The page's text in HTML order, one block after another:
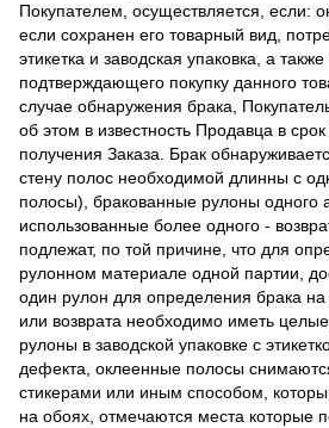
Покупателем, осуществляется, если:
если сохранен его товарный вид,
этикетка и заводская упаковка, а
подтверждающего покупку данного
случае обнаружения брака,
об этом в известность Продавца в
получения Заказа. Брак
стену полос необходимой длинны с
полосы), бракованные рулоны одного
использованные более одного -
подлежат, по той причине, что для
рулонном материале одной партии,
один рулон для определения брака
или возврата необходимо иметь
рулоны в заводской упаковке с
дефекта, оклеенные полосы
стикерами или иным способом,
на обоях, отмечаются места которые